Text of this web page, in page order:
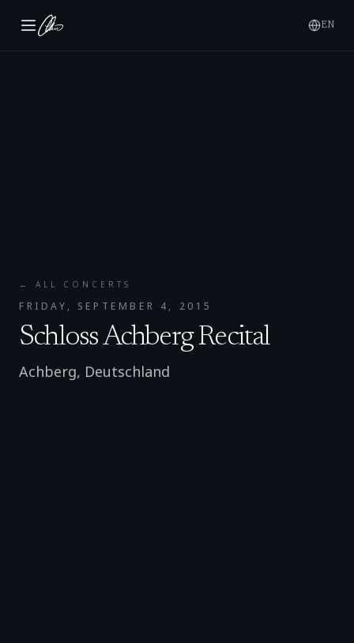
EN
← ALL CONCERTS
FRIDAY, SEPTEMBER 4, 2015
Schloss Achberg Recital
Achberg, Deutschland